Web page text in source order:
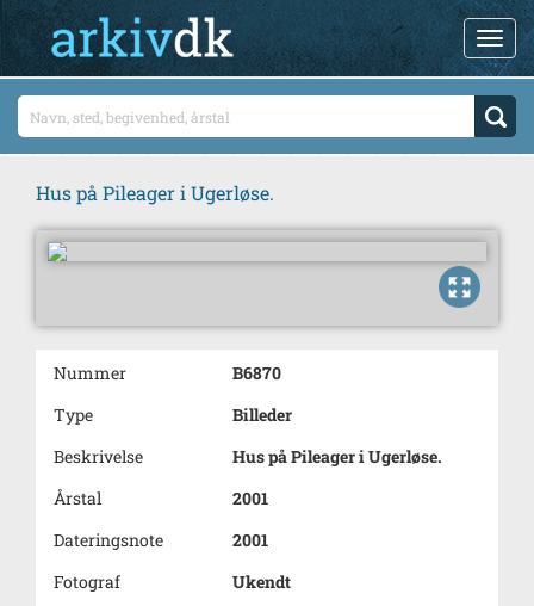
Hus på Pileager i Ugerløse.
Nummer
B6870
Type
Billeder
Beskrivelse
Hus på Pileager i Ugerløse.
Årstal
2001
Dateringsnote
2001
Fotograf
Ukendt